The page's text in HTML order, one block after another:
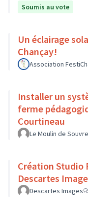
Soumis au vote
Un éclairage
Chançay!
Association
Installer un
ferme
Courtineau
Le Moulin de
Création Studio
Descartes
Descartes Images